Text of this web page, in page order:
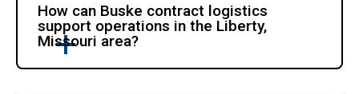
How can Buske contract logistics
support operations in the Liberty,
Missouri area?